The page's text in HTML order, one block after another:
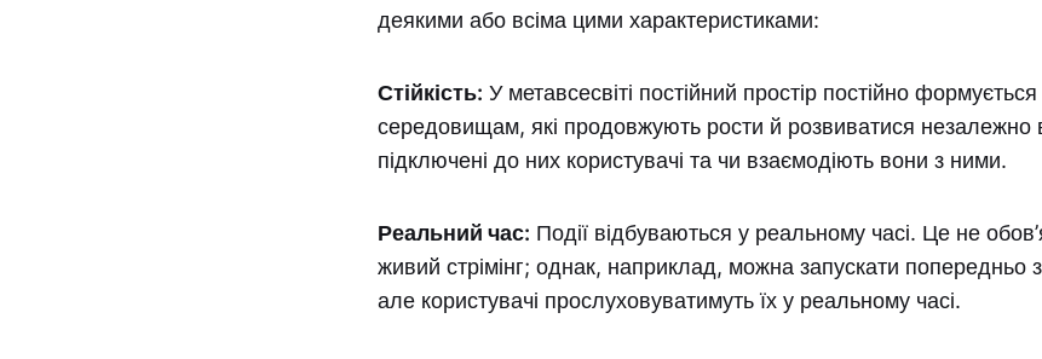
деякими або всіма цими характеристиками:
Стійкість: У метавсесвіті постійний простір постійно
середовищам, які продовжують рости й розвиватися незалежно
підключені до них користувачі та чи взаємодіють вони з ними.
Реальний час: Події відбуваються у реальному часі. Це не
живий стрімінг; однак, наприклад, можна запускати попередньо
але користувачі прослуховуватимуть їх у реальному часі.